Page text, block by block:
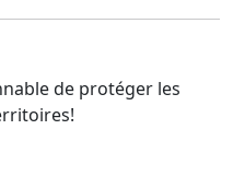
de protéger les